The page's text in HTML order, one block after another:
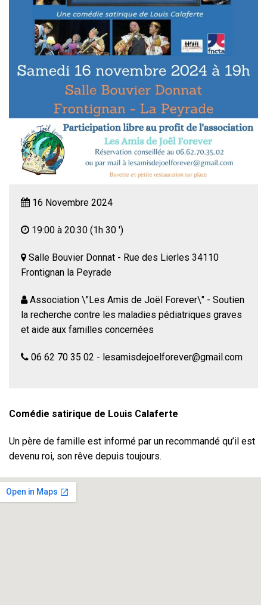
16 Novembre 2024
19:00 à 20:30 (1h 30 ')
Salle Bouvier Donnat - Rue des Lierles 34110
Frontignan la Peyrade
Association \"Les Amis de Joël Forever\" - Soutien
la recherche contre les maladies pédiatriques graves
et aide aux familles concernées
06 62 70 35 02 - lesamisdejoelforever@gmail.com
Comédie satirique de Louis Calaferte
Un père de famille est informé par un recommandé qu’il est
devenu roi, son rêve depuis toujours.
Le facteur, porteur de cette nouvelle, devine que cette
situation pourrait lui être très profitable : il se place donc